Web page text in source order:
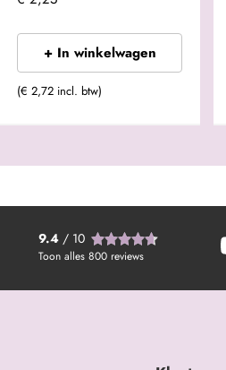
+ In winkelwagen
(€ 2,72 incl. btw)
9.4/ 10
Toon alles 800 reviews